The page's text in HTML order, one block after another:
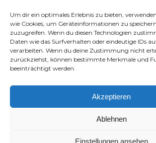
Um dir ein optimales Erlebnis zu bieten,
wie Cookies, um Geräteinformationen zu
zuzugreifen. Wenn du diesen Technologien
Daten wie das Surfverhalten oder eindeutige IDs
verarbeiten. Wenn du deine Zustimmung nicht
zurückziehst, können bestimmte Merkmale und
beeinträchtigt werden.
Akzeptieren
Ablehnen
Einstellungen ansehen